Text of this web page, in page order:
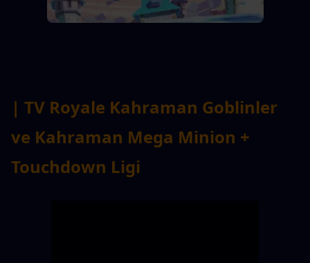
| TV Royale Kahraman Goblinler
ve Kahraman Mega Minion +
Touchdown Ligi